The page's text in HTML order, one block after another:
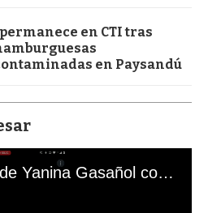
en CTI tras
en Paysandú
El mal momento de Yanina Gasañol con un hincha argentino en "Subrayado"